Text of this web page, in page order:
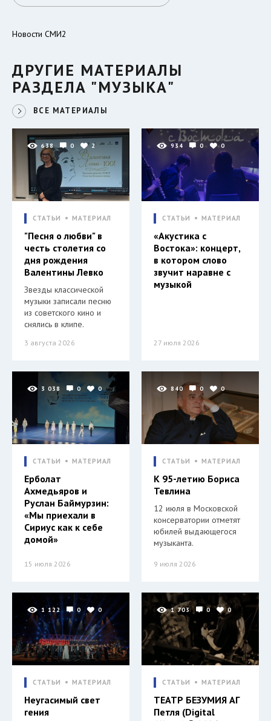
Новости СМИ2
ДРУГИЕ МАТЕРИАЛЫ
РАЗДЕЛА "МУЗЫКА"
ВСЕ МАТЕРИАЛЫ
638 0 2
СТАТЬИ МАТЕРИАЛ
"Песня о любви" в
честь столетия со
дня рождения
Валентины Левко
Звезды классической
музыки записали песню
из советского кино и
снялись в клипе.
3 августа 2026
934 0 0
СТАТЬИ МАТЕРИАЛ
«Акустика с
Востока»: концерт,
в котором слово
звучит наравне с
музыкой
27 июля 2026
3 038 0 0
СТАТЬИ МАТЕРИАЛ
Ерболат
Ахмедьяров и
Руслан Баймурзин:
«Мы приехали в
Сириус как к себе
домой»
15 июля 2026
840 0 0
СТАТЬИ МАТЕРИАЛ
К 95-летию Бориса
Тевлина
12 июля в Московской
консерватории отметят
юбилей выдающегося
музыканта.
9 июля 2026
1 122 0 0
СТАТЬИ МАТЕРИАЛ
Неугасимый свет
гения
1 703 0 0
СТАТЬИ МАТЕРИАЛ
ТЕАТР БЕЗУМИЯ АГ
Петля (Digital